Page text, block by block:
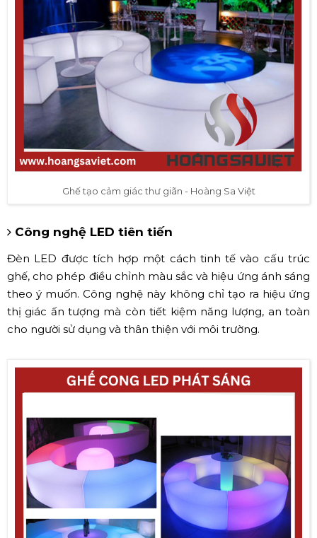
Ghế tạo cảm giác thư giãn - Hoàng Sa Việt
Công nghệ LED tiên tiến
Đèn LED được tích hợp một cách tinh tế vào cấu trúc
ghế, cho phép điều chỉnh màu sắc và hiệu ứng ánh sáng
theo ý muốn. Công nghệ này không chỉ tạo ra hiệu ứng
thị giác ấn tượng mà còn tiết kiệm năng lượng, an toàn
cho người sử dụng và thân thiện với môi trường.